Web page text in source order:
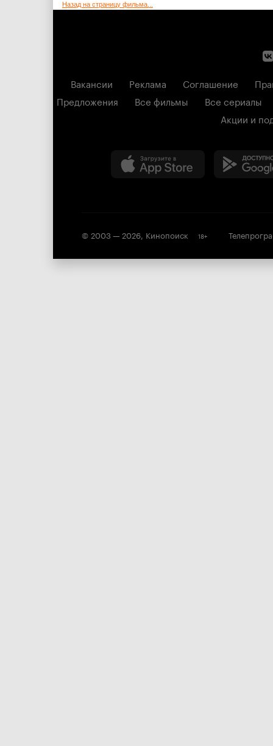
Назад на страницу фильма...
Вакансии Реклама Соглашение
Предложения
Все фильмы
Все сериалы
Акции и
© 2003 — 2026, Кинопоиск 18+